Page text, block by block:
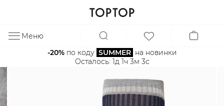
Меню
-20% по коду SUMMER на новинки
Осталось: 1д 1ч 3м 3с